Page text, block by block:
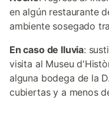
en algún restaurante
ambiente sosegado
En caso de lluvia:
visita al Museu
alguna bodega de la
cubiertas y a menos